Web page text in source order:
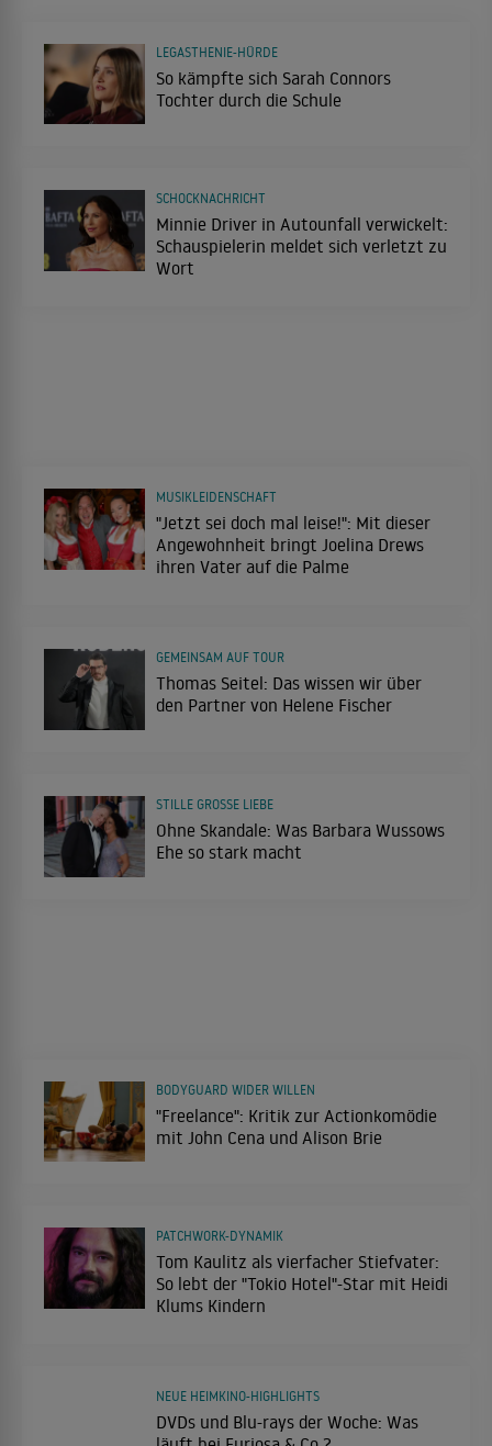
So kämpfte sich Sarah Connors
Tochter durch die Schule
LEGASTHENIE-HÜRDE
Minnie Driver in Autounfall verwickelt:
Schauspielerin meldet sich verletzt zu
Wort
SCHOCKNACHRICHT
"Jetzt sei doch mal leise!": Mit dieser
Angewohnheit bringt Joelina Drews
ihren Vater auf die Palme
MUSIKLEIDENSCHAFT
Thomas Seitel: Das wissen wir über
den Partner von Helene Fischer
GEMEINSAM AUF TOUR
Ohne Skandale: Was Barbara Wussows
Ehe so stark macht
STILLE GROSSE LIEBE
"Freelance": Kritik zur Actionkomödie
mit John Cena und Alison Brie
BODYGUARD WIDER WILLEN
Tom Kaulitz als vierfacher Stiefvater:
So lebt der "Tokio Hotel"-Star mit Heidi
Klums Kindern
PATCHWORK-DYNAMIK
DVDs und Blu-rays der Woche: Was
NEUE HEIMKINO-HIGHLIGHTS